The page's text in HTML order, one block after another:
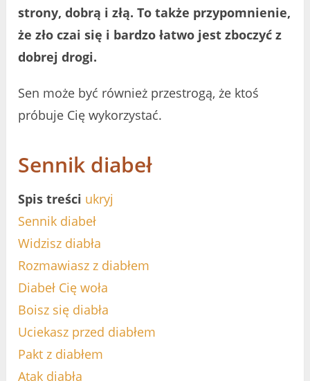
strony, dobrą i złą. To także przypomnienie,
że zło czai się i bardzo łatwo jest zboczyć z
dobrej drogi.
Sen może być również przestrogą, że ktoś
próbuje Cię wykorzystać.
Sennik diabeł
Spis treści ukryj
Sennik diabeł
Widzisz diabła
Rozmawiasz z diabłem
Diabeł Cię woła
Boisz się diabła
Uciekasz przed diabłem
Pakt z diabłem
Atak diabła